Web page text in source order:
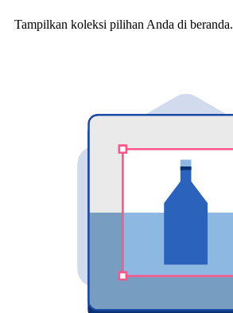
Tampilkan koleksi pilihan Anda di beranda.